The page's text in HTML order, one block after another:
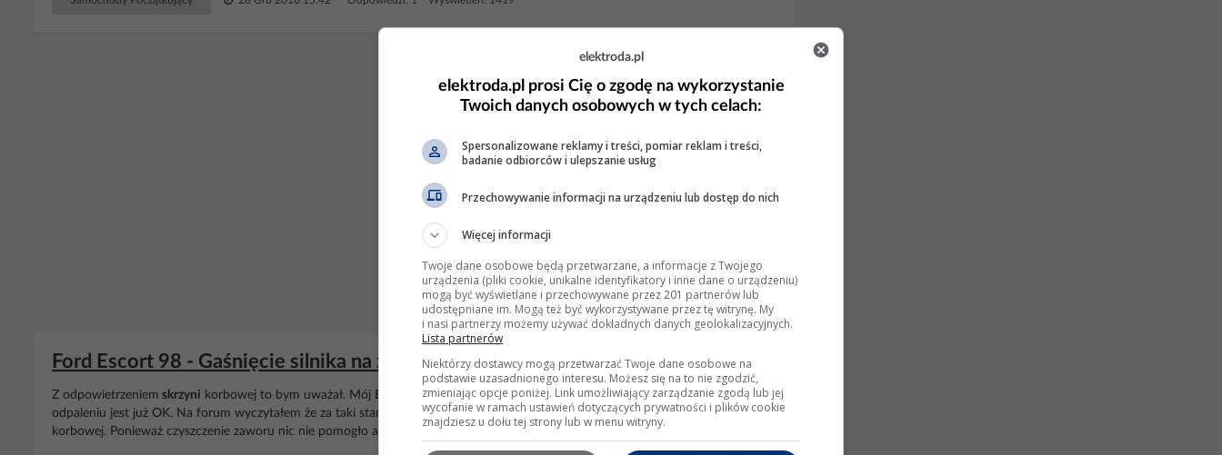
Ford Escort 98 - Gaśnięcie silnika na zimno, przerywanie przy dodawaniu gazu
Z odpowietrzeniem skrzyni korbowej to bym uważał. Mój Escort też gaśnie na pierwszym skrzyżowaniu jak jest zimny, a po
odpaleniu jest już OK. Na forum wyczytałem że za taki stan rzeczy odpowiada uszkodzonyzawórodpowietrzania skrzyni
korbowej. Ponieważ czyszczenie zaworu nic nie pomogło a gumki są w stanie idealnym kupiłem nowy
zawór . Niestety silnik...
elektroda.pl
elektroda.pl prosi Cię o zgodę na wykorzystanie
Twoich danych osobowych w tych celach:
Spersonalizowane reklamy i treści, pomiar reklam i treści,
badanie odbiorców i ulepszanie usług
Przechowywanie informacji na urządzeniu lub dostęp do nich
Więcej informacji
Twoje dane osobowe będą przetwarzane, a informacje z Twojego
urządzenia (pliki cookie, unikalne identyfikatory i inne dane o urządzeniu)
mogą być wyświetlane i przechowywane przez 201 partnerów lub
udostępniane im. Mogą też być wykorzystywane przez tę witrynę. My
i nasi partnerzy możemy używać dokładnych danych geolokalizacyjnych.
Lista partnerów
Niektórzy dostawcy mogą przetwarzać Twoje dane osobowe na
podstawie uzasadnionego interesu. Możesz się na to nie zgodzić,
zmieniając opcje poniżej. Link umożliwiający zarządzanie zgodą lub jej
wycofanie w ramach ustawień dotyczących prywatności i plików cookie
znajdziesz u dołu tej strony lub w menu witryny.